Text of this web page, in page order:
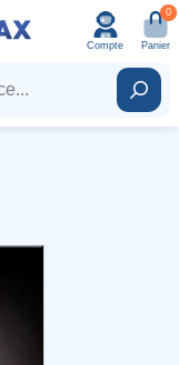
Compte
0
Panier